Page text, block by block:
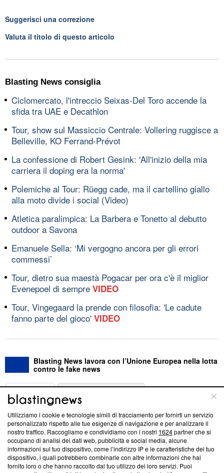
Suggerisci una correzione
Valuta il titolo di questo articolo
Blasting News consiglia
Ciclomercato, l'intreccio Seixas-Del Toro accende la
sfida tra UAE e Decathlon
Tour, show sul Massiccio Centrale: Vollering ruggisce a
Belleville, KO Ferrand-Prévot
La confessione di Robert Gesink: 'All'inizio della mia
carriera il doping era la norma'
Polemiche al Tour: Rüegg cade, ma il cartellino giallo
alla moto divide i social (Video)
Atletica paralimpica: La Barbera e Tonetto al debutto
outdoor a Savona
Emanuele Sella: ‘Mi vergogno ancora per gli errori
commessi’
Tour, dietro sua maestà Pogacar per ora c'è il miglior
Evenepoel di sempre VIDEO
Tour, Vingegaard la prende con filosofia: 'Le cadute
fanno parte del gioco' VIDEO
Blasting News lavora con l’Unione Europea nella lotta
contro le fake news
ABOUT
Questa sezione offre informazioni trasparenti su Blasting
News, sui nostri processi editoriali e su come ci impegniamo a
creare news di qualità. Inoltre, afferma la nostra aderenza a
‘Trust Project - News with Integrity’Blasting News non è
ancora membro del programma, ma ha richiesto di farne
Utilizziamo i cookie e tecnologie simili di tracciamento per fornirti un servizio
personalizzato rispetto alle tue esigenze di navigazione e per analizzare il
nostro traffico. Raccogliamo e condividiamo con i nostri 1624partner che si
occupano di analisi dei dati web, pubblicità e social media, alcune
informazioni sul tuo dispositivo, come l’indirizzo IP e le caratteristiche del tuo
dispositivo, i quali potrebbero combinarle con altre informazioni che hai
fornito loro o che hanno raccolto dal tuo utilizzo dei loro servizi. Puoi